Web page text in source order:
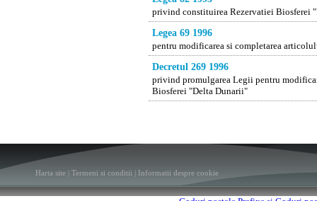
privind constituirea Rezervatiei Biosferei
Legea 69 1996
pentru modificarea si completarea
Decretul 269 1996
privind promulgarea Legii pentru
Biosferei "Delta Dunarii"
Harta site Termeni si conditii Informatii despre cookie